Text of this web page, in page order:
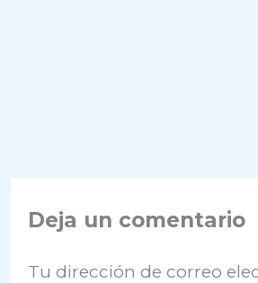
Deja un comentario
Tu dirección de correo